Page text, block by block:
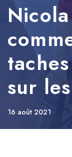
sur
16 août 2021